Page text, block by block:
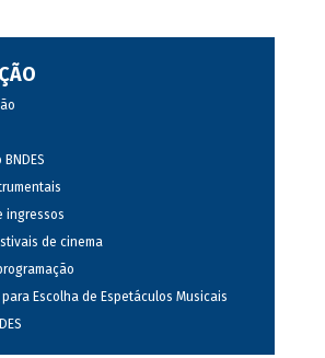
ingressos
de cinema
Escolha de Espetáculos Musicais